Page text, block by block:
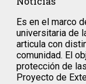
Es en el marco
universitaria de
articula con
comunidad. El
protección de
Proyecto de